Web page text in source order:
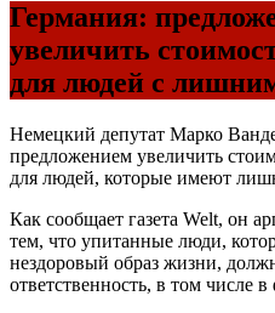
Германия:
увеличить
для людей с
Немецкий депутат Марко
предложением увеличить
для людей, которые имеют
Как сообщает газета Welt, он
тем, что упитанные люди,
нездоровый образ жизни,
ответственность, в том числе